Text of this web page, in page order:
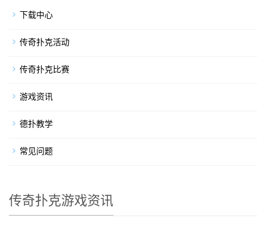
下载中心
传奇扑克活动
传奇扑克比赛
游戏资讯
德扑教学
常见问题
传奇扑克游戏资讯